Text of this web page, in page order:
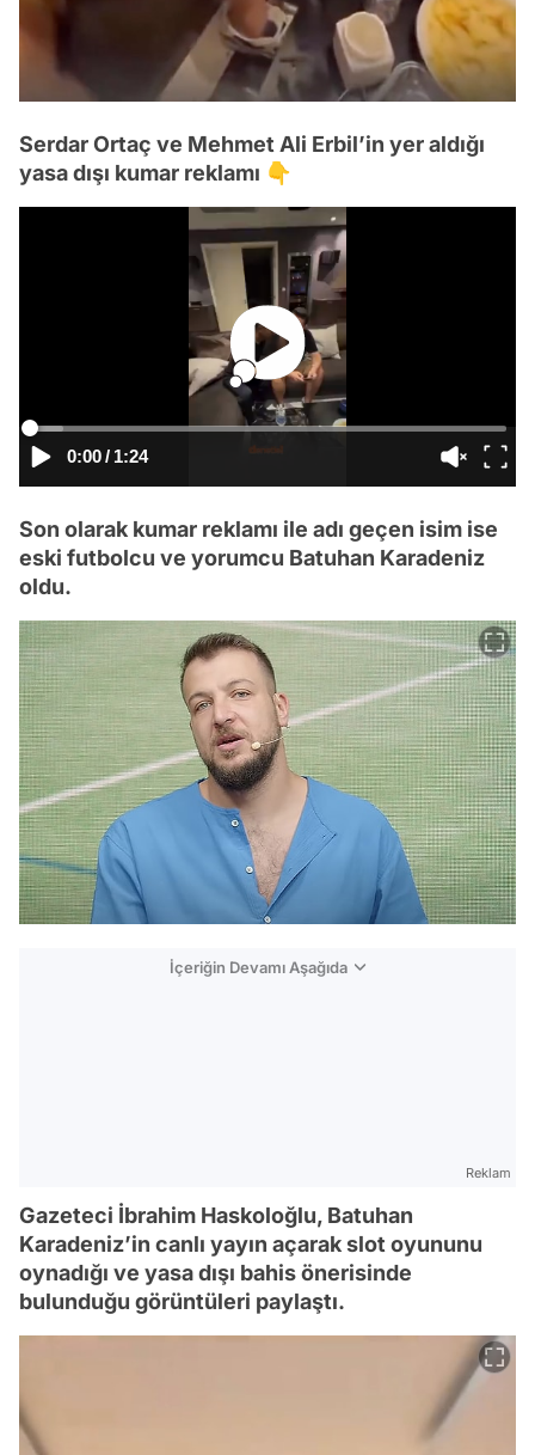
Serdar Ortaç ve Mehmet Ali Erbil’in yer aldığı
yasa dışı kumar reklamı 👇
0:00/ 1:24
Son olarak kumar reklamı ile adı geçen isim ise
eski futbolcu ve yorumcu Batuhan Karadeniz
oldu.
İçeriğin Devamı Aşağıda
Reklam
Gazeteci İbrahim Haskoloğlu, Batuhan
Karadeniz’in canlı yayın açarak slot oyununu
oynadığı ve yasa dışı bahis önerisinde
bulunduğu görüntüleri paylaştı.